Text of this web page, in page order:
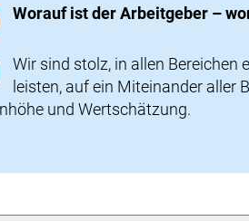
Worauf ist der Arbeitgeber –
Wir sind stolz, in allen Bereichen
leisten, auf ein Miteinander aller
und Wertschätzung.